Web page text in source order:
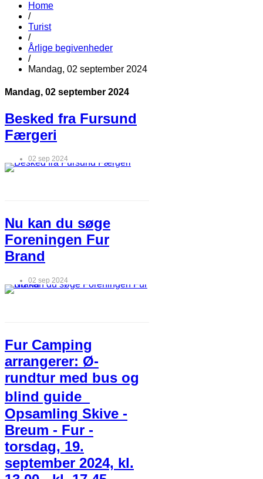
Home
/
Turist
/
Årlige begivenheder
/
Mandag, 02 september 2024
Mandag, 02 september 2024
Besked fra Fursund
Færgeri
02 sep 2024
Nu kan du søge
Foreningen Fur
Brand
02 sep 2024
Fur Camping
arrangerer: Ø-
rundtur med bus og
blind guide
Opsamling Skive -
Breum - Fur -
torsdag, 19.
september 2024, kl.